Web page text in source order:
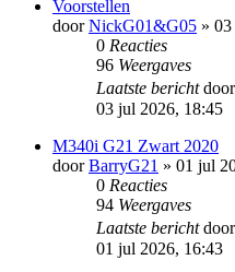
Voorstellen
doorNickG01&G05 »
0 Reacties
96 Weergaves
Laatste berichtdoor
03 jul 2026, 18:45
M340i G21 Zwart 2020
doorBarryG21 » 01 jul
0 Reacties
94 Weergaves
Laatste berichtdoor
01 jul 2026, 16:43